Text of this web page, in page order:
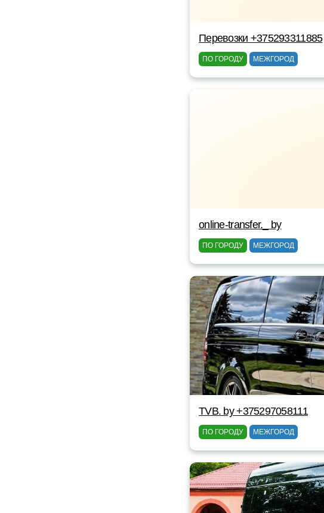
Перевозки +375293311885
ПО ГОРОДУ МЕЖГОРОД
online-transfer._ by
ПО ГОРОДУ МЕЖГОРОД
TVB. by +375297058111
ПО ГОРОДУ МЕЖГОРОД